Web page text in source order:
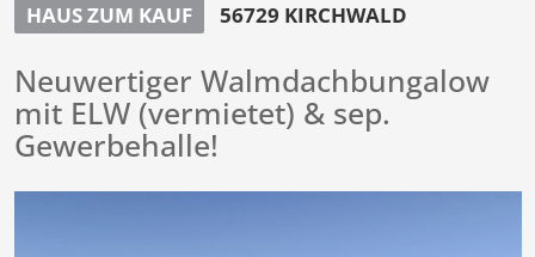
HAUS ZUM KAUF 56729 KIRCHWALD
Neuwertiger Walmdachbungalow
mit ELW (vermietet) & sep.
Gewerbehalle!